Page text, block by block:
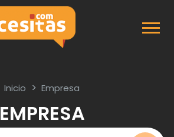
Inicio Empresa
EMPRESA